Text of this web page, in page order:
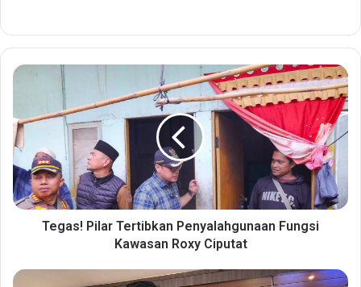
T
a
s
!
P
i
l
e
Tegas! Pilar Tertibkan Penyalahgunaan Fungsi
Kawasan Roxy Ciputat
W